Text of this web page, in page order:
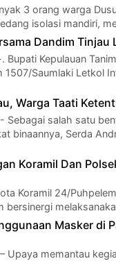
3 orang warga
isolasi mandiri,
Dandim Tinjau
Bupati Kepulauan
1507/Saumlaki Letkol
Warga Taati
Sebagai salah satu
binaannya, Serda
Koramil Dan
Koramil 24/
bersinergi
Masker di
Upaya memantau